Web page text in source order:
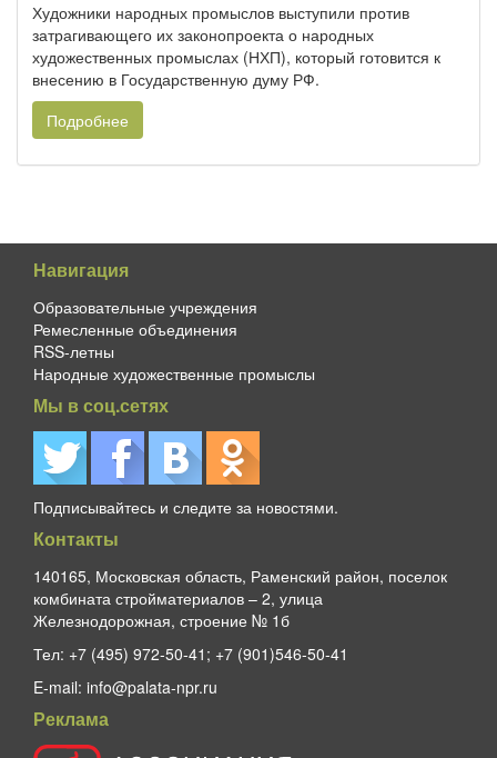
Художники народных промыслов выступили против
затрагивающего их законопроекта о народных
художественных промыслах (НХП), который готовится к
внесению в Государственную думу РФ.
Подробнее
Навигация
Образовательные учреждения
Ремесленные объединения
RSS-летны
Народные художественные промыслы
Мы в соц.сетях
Подписывайтесь и следите за новостями.
Контакты
140165, Московская область, Раменский район, поселок
комбината стройматериалов – 2, улица
Железнодорожная, строение № 1б
Тел: +7 (495) 972-50-41; +7 (901)546-50-41
E-mail: info@palata-npr.ru
Реклама